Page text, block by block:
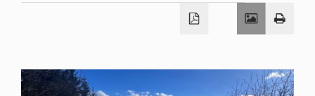
Domy
Lokale